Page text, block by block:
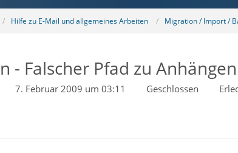
Hilfe zu E-Mail und allgemeines Arbeiten Migration / Import /
- Falscher Pfad zu
7. Februar 2009 um 03:11 Geschlossen